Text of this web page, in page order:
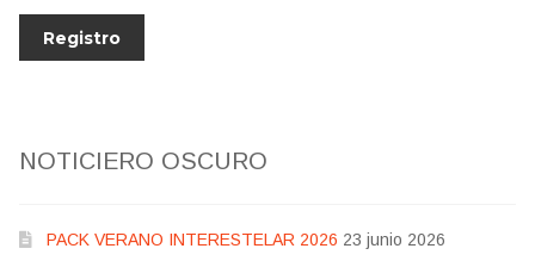
NOTICIERO OSCURO
PACK VERANO INTERESTELAR 2026 23 junio 2026